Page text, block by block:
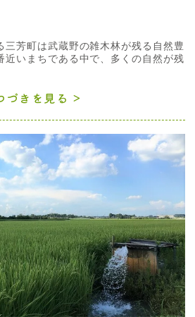
三芳町は武蔵野の雑木林が残る自然豊
近いまちである中で、多くの自然が残
づきを見る